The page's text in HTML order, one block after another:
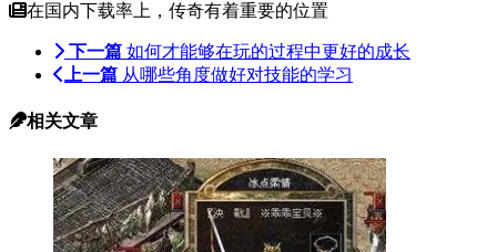
在国内下载率上，传奇有着重要的位置
下一篇 如何才能够在玩的过程中更好的成长
上一篇 从哪些角度做好对技能的学习
相关文章